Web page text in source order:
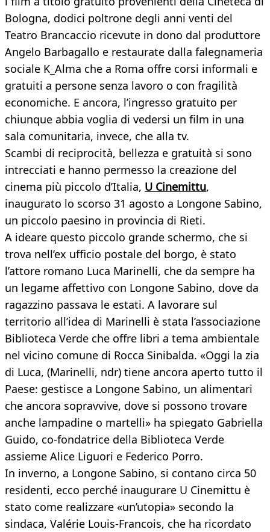
Bologna, dodici poltrone degli anni venti del
Teatro Brancaccio ricevute in dono dal produttore
Angelo Barbagallo e restaurate dalla falegnameria
sociale K_Alma che a Roma offre corsi informali e
gratuiti a persone senza lavoro o con fragilità
economiche. E ancora, l’ingresso gratuito per
chiunque abbia voglia di vedersi un film in una
sala comunitaria, invece, che alla tv.
Scambi di reciprocità, bellezza e gratuità si sono
intrecciati e hanno permesso la creazione del
cinema più piccolo d’Italia, U Cinemittu,
inaugurato lo scorso 31 agosto a Longone Sabino,
un piccolo paesino in provincia di Rieti.
A ideare questo piccolo grande schermo, che si
trova nell’ex ufficio postale del borgo, è stato
l’attore romano Luca Marinelli, che da sempre ha
un legame affettivo con Longone Sabino, dove da
ragazzino passava le estati. A lavorare sul
territorio all’idea di Marinelli è stata l’associazione
Biblioteca Verde che offre libri a tema ambientale
nel vicino comune di Rocca Sinibalda. «Oggi la zia
di Luca, (Marinelli, ndr) tiene ancora aperto tutto il
Paese: gestisce a Longone Sabino, un alimentari
che ancora sopravvive, dove si possono trovare
anche lampadine o martelli» ha spiegato Gabriella
Guido, co-fondatrice della Biblioteca Verde
assieme Alice Liguori e Federico Porro.
In inverno, a Longone Sabino, si contano circa 50
residenti, ecco perché inaugurare U Cinemittu è
stato come realizzare «un’utopia» secondo la
sindaca, Valérie Louis-Francois, che ha ricordato